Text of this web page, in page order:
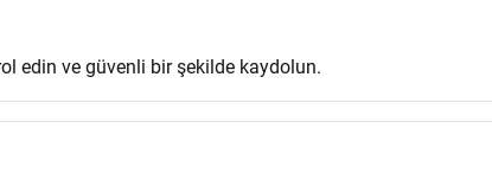
edin ve güvenli bir şekilde kaydolun.